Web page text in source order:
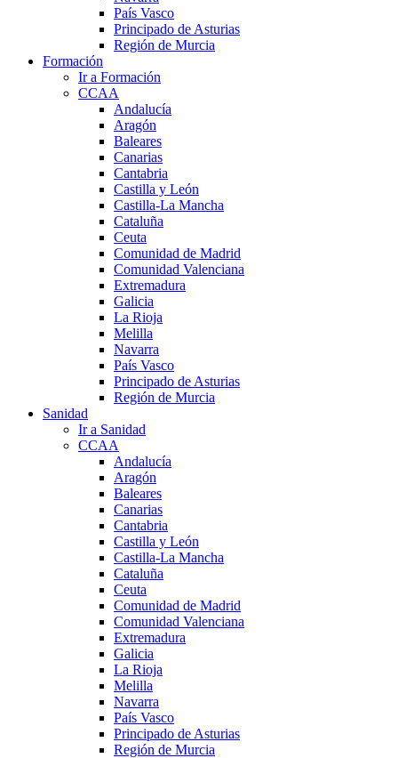
País Vasco
Principado de Asturias
Región de Murcia
Formación
Ir a Formación
CCAA
Andalucía
Aragón
Baleares
Canarias
Cantabria
Castilla y León
Castilla-La Mancha
Cataluña
Ceuta
Comunidad de Madrid
Comunidad Valenciana
Extremadura
Galicia
La Rioja
Melilla
Navarra
País Vasco
Principado de Asturias
Región de Murcia
Sanidad
Ir a Sanidad
CCAA
Andalucía
Aragón
Baleares
Canarias
Cantabria
Castilla y León
Castilla-La Mancha
Cataluña
Ceuta
Comunidad de Madrid
Comunidad Valenciana
Extremadura
Galicia
La Rioja
Melilla
Navarra
País Vasco
Principado de Asturias
Región de Murcia